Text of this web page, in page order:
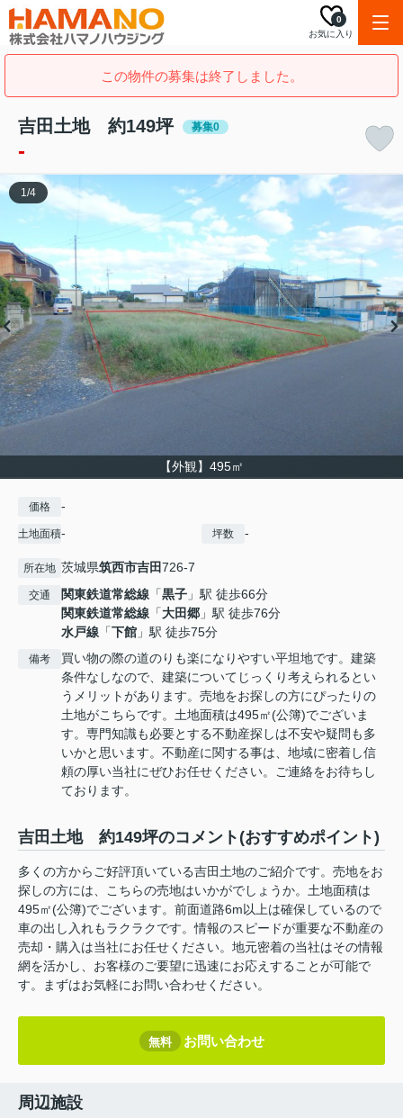
お気に入り
0
この物件の募集は終了しました。
吉田土地 約149坪 募集0
-
【外観】495㎡
1/4
価格 -
土地面積- 坪数 -
所在地 茨城県筑西市吉田726-7
交通 関東鉄道常総線 「黒子 」駅 徒歩66分
関東鉄道常総線 「大田郷 」駅 徒歩76分
水戸線 「下館 」駅 徒歩75分
備考
買い物の際の道のりも楽になりやすい平坦地です。建築
条件なしなので、建築についてじっくり考えられるとい
うメリットがあります。売地をお探しの方にぴったりの
土地がこちらです。土地面積は495㎡(公簿)でございま
す。専門知識も必要とする不動産探しは不安や疑問も多
いかと思います。不動産に関する事は、地域に密着し信
頼の厚い当社にぜひお任せください。ご連絡をお待ちし
ております。
吉田土地 約149坪のコメント(おすすめポイント)
多くの方からご好評頂いている吉田土地のご紹介です。売地をお
探しの方には、こちらの売地はいかがでしょうか。土地面積は
495㎡(公簿)でございます。前面道路6m以上は確保しているので
車の出し入れもラクラクです。情報のスピードが重要な不動産の
売却・購入は当社にお任せください。地元密着の当社はその情報
網を活かし、お客様のご要望に迅速にお応えすることが可能で
す。まずはお気軽にお問い合わせください。
無料 お問い合わせ
周辺施設